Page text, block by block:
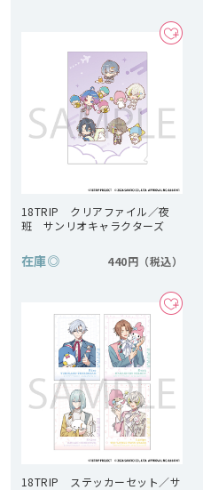
18TRIP クリアファイル／夜
班 サンリオキャラクターズ
在庫◎ 440円
18TRIP ステッカーセット／サ